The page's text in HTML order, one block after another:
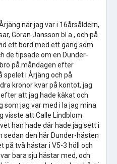
när jag var i 16årsåldern,
Göran Jansson bl.a., och på
ett bord med ett gäng som
de tipsade om en Dunder-
på måndagen efter
spelet i Årjäng och på
kronor kvar på kontot, jag
att jag hade käkat och
som jag var med i la jag mina
visste att Calle Lindblom
han hade där hade jag sett i
sedan den här Dunder-hästen
på två hästar i V5-3 höll och
bara sju hästar med, och